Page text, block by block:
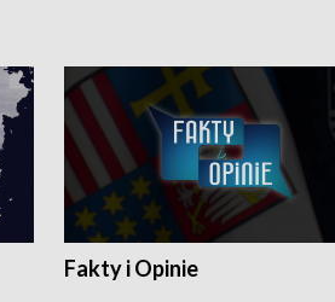
Fakty i Opinie